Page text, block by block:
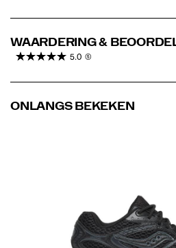
WAARDERING &
5.0 (5)
ONLANGS BEKEKEN